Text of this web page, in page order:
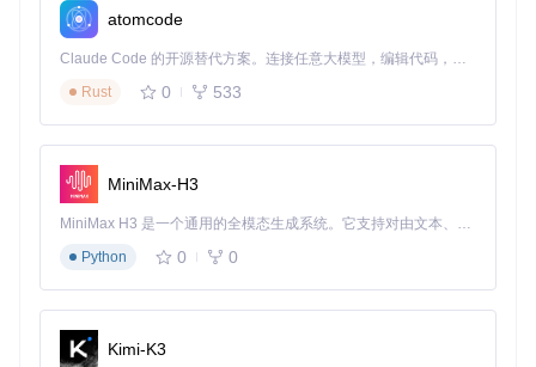
典型生态项目
AxisKeys.jl 可以与其他 Julia 生态系统中的项目无缝集成，例
如：
DataFrames.jl: 用于处理表格数据，可以与 AxisKeys.jl 结
合使用，提供更强大的数据操作能力。
特性，生成更具有描述性的图表。
MLJ.jl: 用于机器学习，可以利用 AxisKeys.jl 来组织和访问
训练数据，提高模型的可解释性。
通过这些集成，你可以构建更强大和灵活的数据处理和分析流
atomcode
Claude Code 的开源替代方案。连接任意大模型，编辑代码，运行命令，自动验证 — 全自动执行。用 Rust 构建，极致性能。 ｜ An open-source alternative to Claude Code. Connect any LLM, edit code, run commands, and verify changes — autonomously. Built in Rust for speed. Get Started
Rust
0 533
MiniMax-H3
MiniMax H3 是一个通用的全模态生成系统。它支持对由文本、图像、视频和音频组成的多模态上下文进行统一理解，并能生成分辨率高达 2K、时长可达 15 秒的带原生立体声音频的视频。得益于面向任务泛化的系统设计，H3 在预训练阶段就已具备广泛的多模态上下文理解与生成能力，能够出色地执行复杂的多模态指令。
Python
0 0
Kimi-K3